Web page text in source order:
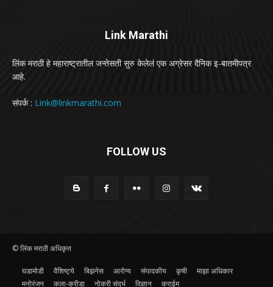
Link Marathi
लिंक मराठी हे महाराष्ट्रातील जन्तेसती सुरु केलेलं एक अग्रेसर दैनिक इ-बातमीपत्र
आहे.
संपर्क : Link@linkmarathi.com
FOLLOW US
© लिंक मराठी अधिकृत
घडामोडी वैशिष्ट्ये बिझनेस आरोग्य संपादकीय कृषी
माझा अधिकार
मनोरंजन
कला-क्रीडा नोकरी संदर्भ विज्ञान क्राईम